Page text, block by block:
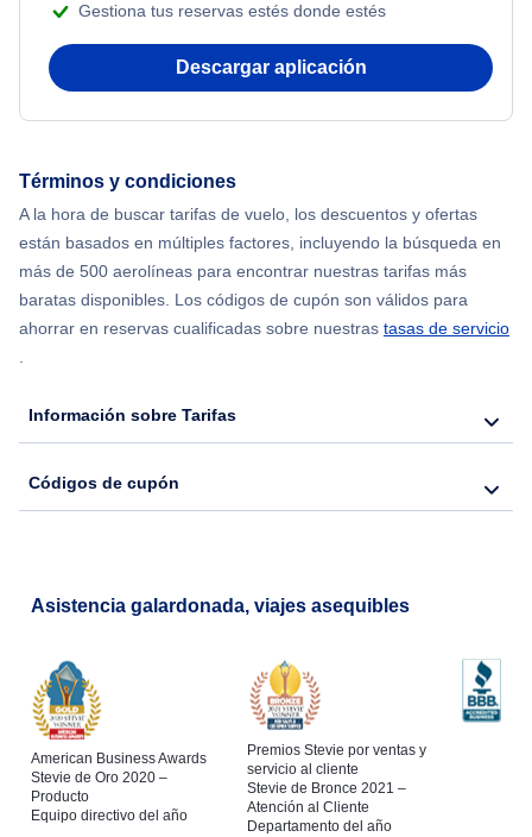
Gestiona tus reservas estés donde estés
Descargar aplicación
Términos y condiciones
A la hora de buscar tarifas de vuelo, los descuentos y ofertas
están basados en múltiples factores, incluyendo la búsqueda en
más de 500 aerolíneas para encontrar nuestras tarifas más
baratas disponibles. Los códigos de cupón son válidos para
ahorrar en reservas cualificadas sobre nuestras tasas de servicio
.
Información sobre Tarifas
Códigos de cupón
Asistencia galardonada, viajes asequibles
American Business Awards
Stevie de Oro 2020 –
Producto
Equipo directivo del año
Premios Stevie por ventas y
servicio al cliente
Stevie de Bronce 2021 –
Atención al Cliente
Departamento del año